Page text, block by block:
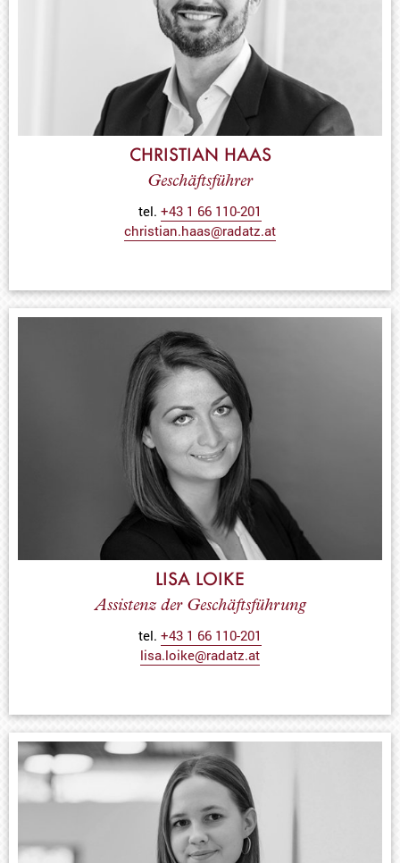
CHRISTIAN HAAS
Geschäftsführer
tel. +43 1 66 110-201
christian.haas@radatz.at
LISA LOIKE
Assistenz der Geschäftsführung
tel. +43 1 66 110-201
lisa.loike@radatz.at